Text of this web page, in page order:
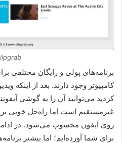
برنامه‌های پولی و رایگان مختلفی
کامپیوتر وجود دارند. بعد از اینکه
کردید می‌توانید آن را به گوشی
غیرمستقیم است اما راه‌حل خوبی
برای شما آورده‌ایم؛ اما بیشتر